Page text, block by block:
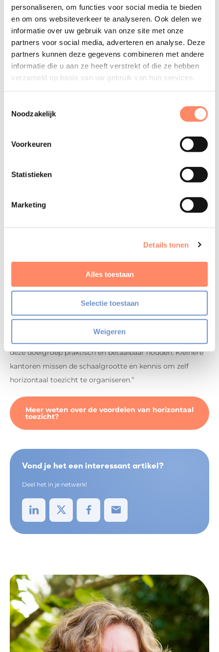
personaliseren, om functies voor social media te bieden
en om ons websiteverkeer te analyseren. Ook delen we
informatie over uw gebruik van onze site met onze
partners voor social media, adverteren en analyse. Deze
partners kunnen deze gegevens combineren met andere
informatie die u aan ze heeft verstrekt of die ze hebben
verzameld op basis van uw gebruik van hun services.
Noodzakelijk
Voorkeuren
Statistieken
Marketing
Details tonen
Alles toestaan
Selectie toestaan
Weigeren
26 aangesloten HT-kantoren
Berkel Accountants heeft zich bij de koepelorganisatie
aangesloten naar aanleiding van positieve ervaringen met
de accountmanager bij de Belastingdienst. Arie van der
Wal: “Met de groei van de accountantspraktijk en de
positieve uitslag van de collegiale toetsing afgelopen jaar,
was horizontaal toezicht voor ons een logische
John Weerdenburg (Auxilium Adviesgroep): “De
basisgedachte van de koepelorganisatie
administratie- en belastingadvieskantoren. En dit voor
deze doelgroep praktisch en betaalbaar houden. Kleinere
kantoren missen de schaalgrootte en kennis om zelf
horizontaal toezicht te organiseren.”
Meer weten over de voordelen van horizontaal
toezicht?
Vond je het een interessant artikel?
Deel het in je netwerk!